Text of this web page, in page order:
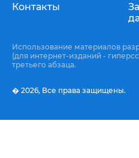
Контакты
Использование материалов
(для интернет-изданий -
третьего абзаца.
� 2026, Все права защищены.